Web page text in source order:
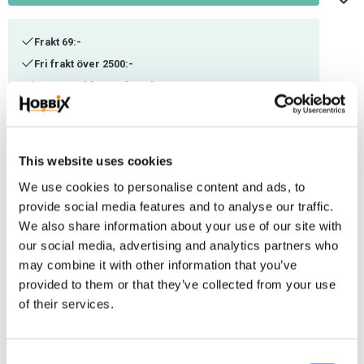
This website uses cookies
We use cookies to personalise content and ads, to
provide social media features and to analyse our traffic.
We also share information about your use of our site with
our social media, advertising and analytics partners who
may combine it with other information that you’ve
provided to them or that they’ve collected from your use
of their services.
Frakt 69:-
Fri frakt över 2500:-
Leveranstid 1-3 arbetsdagar
Artikelnr
Rund PPM cord - Ø 8 mm.
PPM lina tillverkad i EU av Polypropylene multifilament fiber. Passar inom
många användningsområden som ex. hundkoppel, hundhalsband, häst
eller som leksaker. Det flyter på vatten och torkar snabbt. Polypropylene
drar inte till sig fukt och smuts lika lätt som andra material, det kan tvättas i